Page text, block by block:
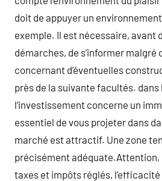
doit de appuyer un
exemple. Il est nécessaire, avant
démarches, de s’informer malgré
concernant d’éventuelles
près de la suivante facultés. dans
l’investissement concerne un
essentiel de vous projeter dans
marché est attractif. Une zone
précisément
taxes et impôts réglés, l’efficacité